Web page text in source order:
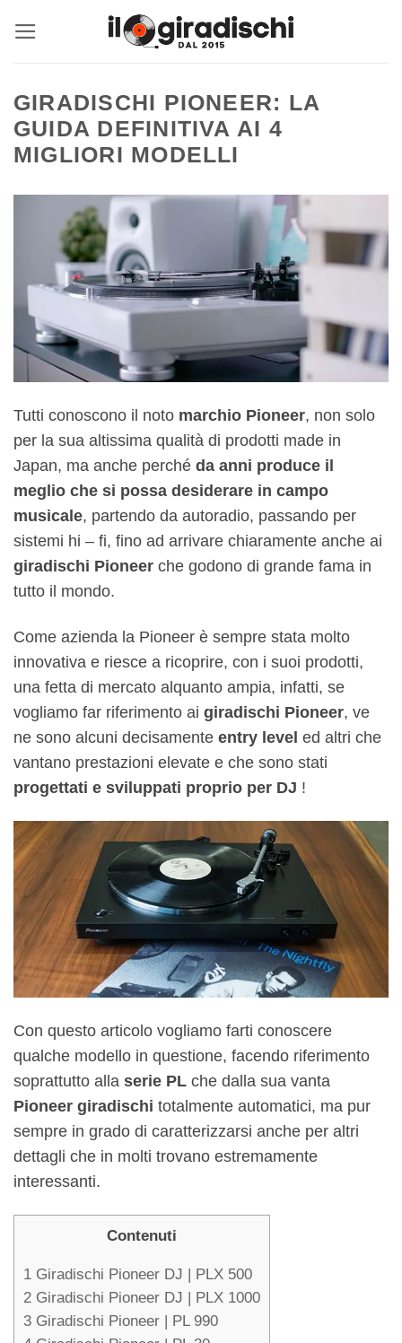
GIRADISCHI PIONEER: LA
GUIDA DEFINITIVA AI 4
MIGLIORI MODELLI
Tutti conoscono il noto marchio Pioneer, non solo
per la sua altissima qualità di prodotti made in
Japan, ma anche perché da anni produce il
meglio che si possa desiderare in campo
musicale, partendo da autoradio, passando per
sistemi hi – fi, fino ad arrivare chiaramente anche ai
giradischi Pioneer che godono di grande fama in
tutto il mondo.
Come azienda la Pioneer è sempre stata molto
innovativa e riesce a ricoprire, con i suoi prodotti,
una fetta di mercato alquanto ampia, infatti, se
vogliamo far riferimento ai giradischi Pioneer, ve
ne sono alcuni decisamente entry level ed altri che
vantano prestazioni elevate e che sono stati
progettati e sviluppati proprio per DJ !
Con questo articolo vogliamo farti conoscere
qualche modello in questione, facendo riferimento
soprattutto alla serie PL che dalla sua vanta
Pioneer giradischi totalmente automatici, ma pur
sempre in grado di caratterizzarsi anche per altri
dettagli che in molti trovano estremamente
interessanti.
Contenuti
1 Giradischi Pioneer DJ | PLX 500
2 Giradischi Pioneer DJ | PLX 1000
3 Giradischi Pioneer | PL 990